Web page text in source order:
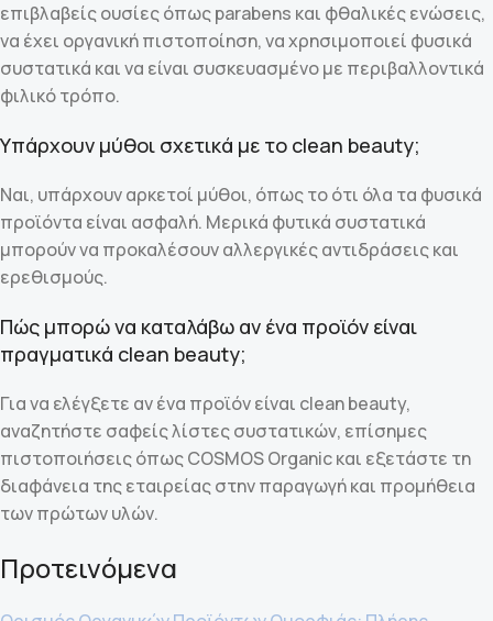
επιβλαβείς ουσίες όπως parabens και φθαλικές ενώσεις,
να έχει οργανική πιστοποίηση, να χρησιμοποιεί φυσικά
συστατικά και να είναι συσκευασμένο με περιβαλλοντικά
φιλικό τρόπο.
Υπάρχουν μύθοι σχετικά με το clean beauty;
Ναι, υπάρχουν αρκετοί μύθοι, όπως το ότι όλα τα φυσικά
προϊόντα είναι ασφαλή. Μερικά φυτικά συστατικά
μπορούν να προκαλέσουν αλλεργικές αντιδράσεις και
ερεθισμούς.
Πώς μπορώ να καταλάβω αν ένα προϊόν είναι
πραγματικά clean beauty;
Για να ελέγξετε αν ένα προϊόν είναι clean beauty,
αναζητήστε σαφείς λίστες συστατικών, επίσημες
πιστοποιήσεις όπως COSMOS Organic και εξετάστε τη
διαφάνεια της εταιρείας στην παραγωγή και προμήθεια
των πρώτων υλών.
Προτεινόμενα